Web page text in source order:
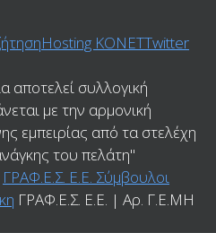
Ηosting ΚΟΝΕΤTwitter
αποτελεί συλλογική
με την αρμονική
εμπειρίας από τα στελέχη
του πελάτη"
ΓΡΑΦ.Ε.Σ. Ε.Ε. Σύμβουλοι
ΓΡΑΦ.Ε.Σ. Ε.Ε. | Αρ. Γ.Ε.ΜΗ